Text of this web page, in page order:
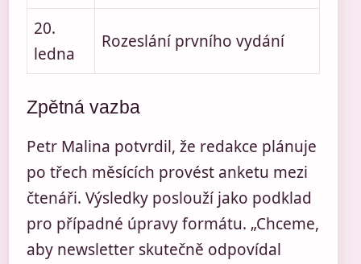
20.
ledna
Rozeslání prvního vydání
Zpětná vazba
Petr Malina potvrdil, že redakce plánuje
po třech měsících provést anketu mezi
čtenáři. Výsledky poslouží jako podklad
pro případné úpravy formátu. „Chceme,
aby newsletter skutečně odpovídal